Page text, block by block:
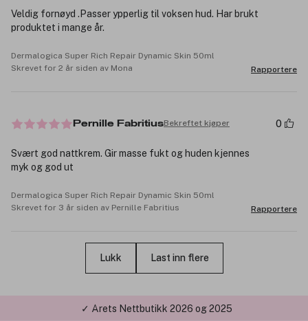
Veldig fornøyd .Passer ypperlig til voksen hud. Har brukt
produktet i mange år.
Dermalogica Super Rich Repair Dynamic Skin 50ml
Skrevet for 2 år siden av Mona
Rapportere
Pernille FabritiusBekreftet kjøper 0
Svært god nattkrem. Gir masse fukt og huden kjennes
myk og god ut
Dermalogica Super Rich Repair Dynamic Skin 50ml
Skrevet for 3 år siden av Pernille Fabritius
Rapportere
Lukk Last inn flere
✓ Årets Nettbutikk 2026 og 2025